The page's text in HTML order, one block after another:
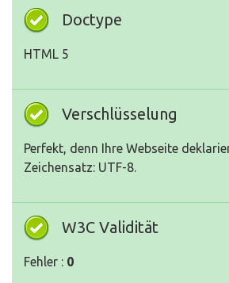
Doctype
HTML 5
Verschlüsselung
Perfekt, denn Ihre Webseite
Zeichensatz: UTF-8.
W3C Validität
Fehler : 0